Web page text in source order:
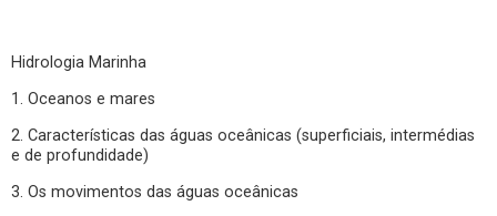
Hidrologia Marinha
1. Oceanos e mares
2. Características das águas oceânicas (superficiais, intermédias
e de profundidade)
3. Os movimentos das águas oceânicas